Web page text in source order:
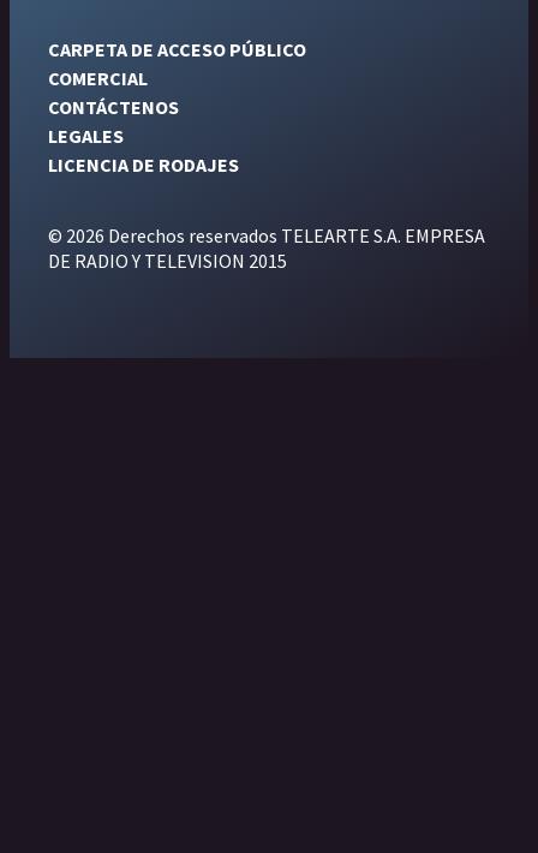
CARPETA DE ACCESO PÚBLICO
COMERCIAL
CONTÁCTENOS
LEGALES
LICENCIA DE RODAJES
© 2026 Derechos reservados TELEARTE S.A. EMPRESA
DE RADIO Y TELEVISION 2015